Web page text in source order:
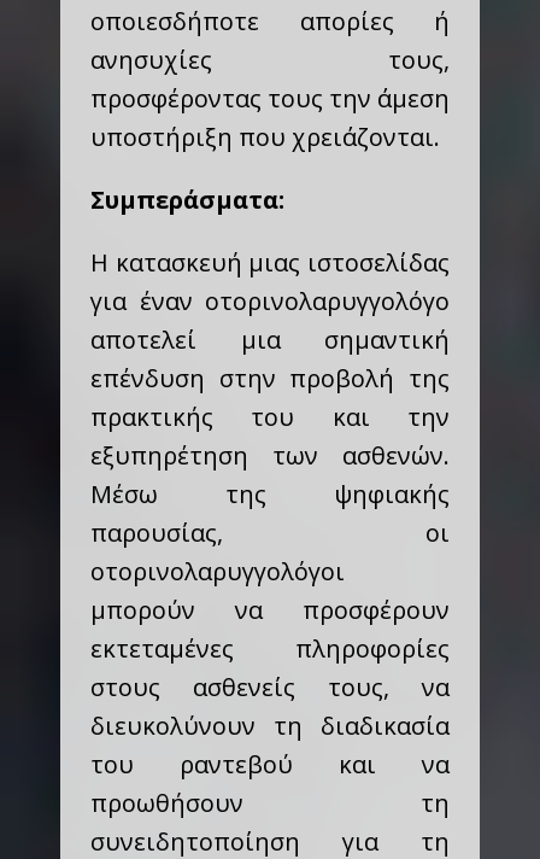
οποιεσδήποτε απορίες ή
ανησυχίες τους,
προσφέροντας τους την άμεση
υποστήριξη που χρειάζονται.
Συμπεράσματα:
Η κατασκευή μιας ιστοσελίδας
για έναν οτορινολαρυγγολόγο
αποτελεί μια σημαντική
επένδυση στην προβολή της
πρακτικής του και την
εξυπηρέτηση των ασθενών.
Μέσω της ψηφιακής
παρουσίας, οι
οτορινολαρυγγολόγοι
μπορούν να προσφέρουν
εκτεταμένες πληροφορίες
στους ασθενείς τους, να
διευκολύνουν τη διαδικασία
του ραντεβού και να
προωθήσουν τη
συνειδητοποίηση για τη